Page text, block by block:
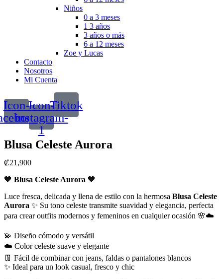
Niños
0 a 3 meses
1 3 años
3 años o más
6 a 12 meses
Zoe y Lucas
Contacto
Nosotros
Mi Cuenta
Icon-Icon-
instagram-
1
Tiktok
Blusa Celeste Aurora
₡21,900
💙 Blusa Celeste Aurora 💙
Luce fresca, delicada y llena de estilo con la hermosa Blusa Celeste
Aurora ✨ Su tono celeste transmite suavidad y elegancia, perfecta
para crear outfits modernos y femeninos en cualquier ocasión 🌸☁️
💫 Diseño cómodo y versátil
☁️ Color celeste suave y elegante
👖 Fácil de combinar con jeans, faldas o pantalones blancos
✨ Ideal para un look casual, fresco y chic